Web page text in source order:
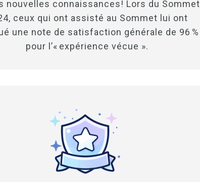
nouvelles connaissances! Lors du Sommet
ceux qui ont assisté au Sommet lui ont
une note de satisfaction générale de 96 %
pour l’« expérience vécue ».